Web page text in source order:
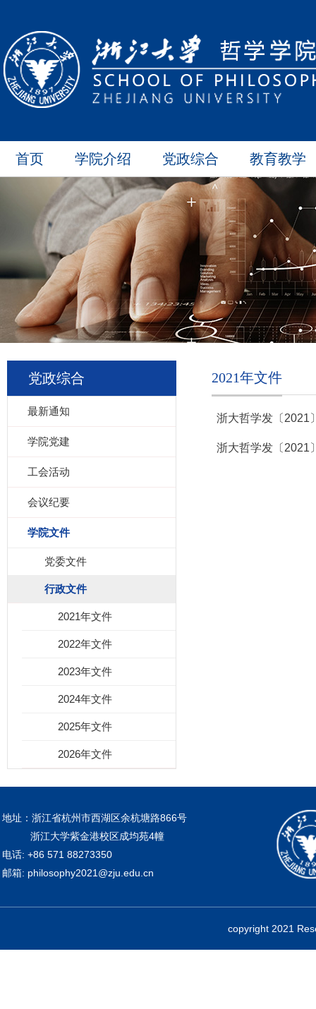
首页 学院介绍 党政综合 教育教学
党政综合
最新通知
学院党建
工会活动
会议纪要
学院文件
党委文件
行政文件
2021年文件
2022年文件
2023年文件
2024年文件
2025年文件
2026年文件
2021年文件
浙大哲学发〔2021
浙大哲学发〔2021
地址：浙江省杭州市西湖区余杭塘路866号
浙江大学紫金港校区成均苑4幢
电话: +86 571 88273350
邮箱: philosophy2021@zju.edu.cn
copyright 2021